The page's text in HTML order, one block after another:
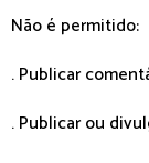
Não é permitido:
. Publicar
. Publicar ou